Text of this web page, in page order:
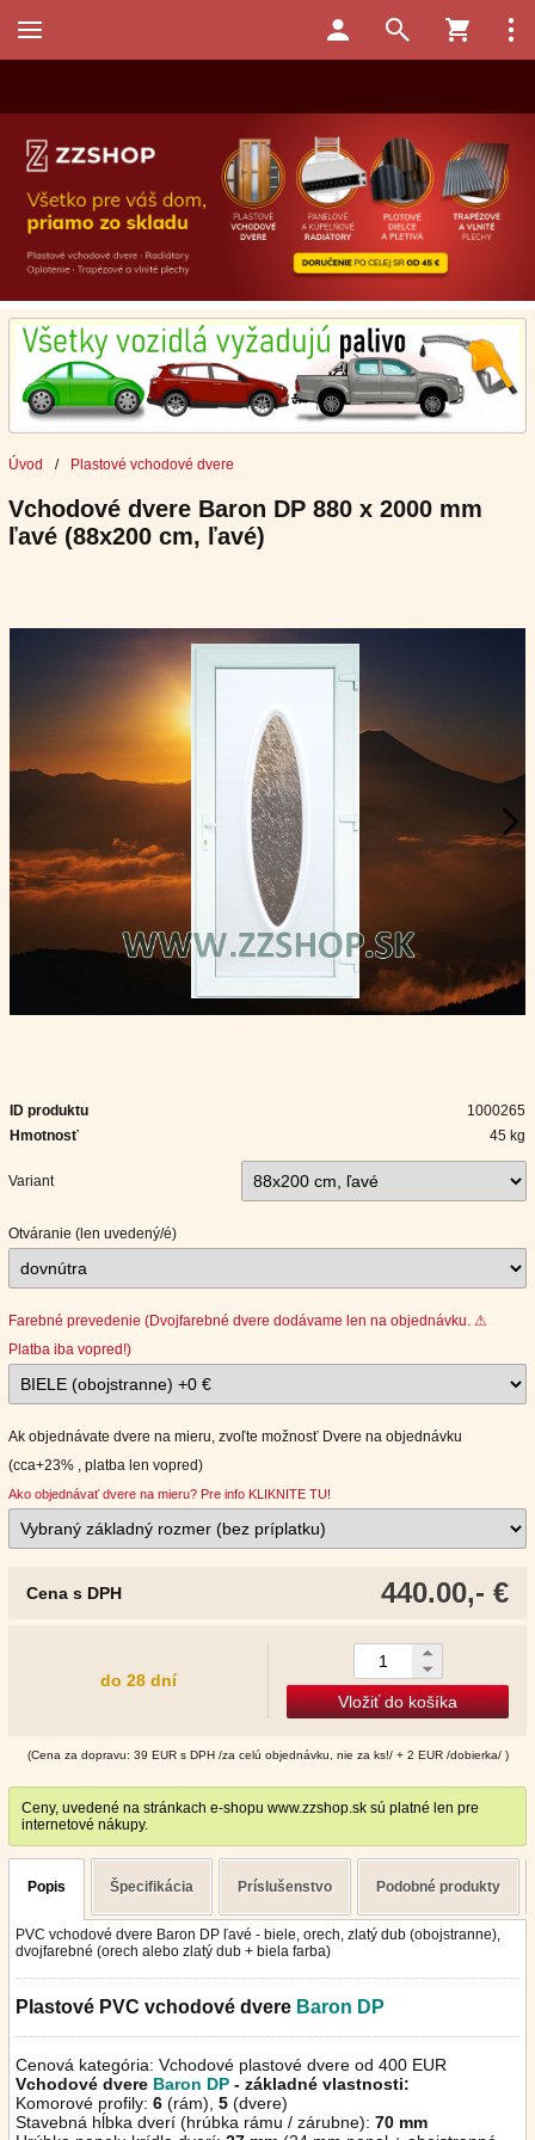
Úvod / Plastové vchodové dvere
Vchodové dvere Baron DP 880 x 2000 mm
ľavé (88x200 cm, ľavé)
ID produktu
1000265
Hmotnosť
45 kg
Variant
Otváranie (len uvedený/é)
Farebné prevedenie (Dvojfarebné dvere dodávame len na objednávku. ⚠
Platba iba vopred!)
Ak objednávate dvere na mieru, zvoľte možnosť Dvere na objednávku
(cca+23% , platba len vopred)
Ako objednávať dvere na mieru? Pre info KLIKNITE TU!
440.00,- €
Cena s DPH
do 28 dní
Vložiť do košíka
(Cena za dopravu: 39 EUR s DPH /za celú objednávku, nie za ks!/ + 2 EUR /dobierka/ )
Ceny, uvedené na stránkach e-shopu www.zzshop.sk sú platné len pre
internetové nákupy.
Popis Špecifikácia Príslušenstvo Podobné produkty
PVC vchodové dvere Baron DP ľavé - biele, orech, zlatý dub (obojstranne),
dvojfarebné (orech alebo zlatý dub + biela farba)
Plastové PVC vchodové dvere Baron DP
Cenová kategória: Vchodové plastové dvere od 400 EUR
Vchodové dvere Baron DP - základné vlastnosti:
Komorové profily: 6 (rám), 5 (dvere)
Stavebná hĺbka dverí (hrúbka rámu / zárubne): 70 mm